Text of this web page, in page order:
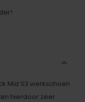
Mid S3 werkschoen
hierdoor zeer